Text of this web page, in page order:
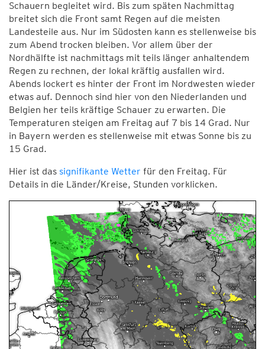
Schauern begleitet wird. Bis zum späten Nachmittag
breitet sich die Front samt Regen auf die meisten
Landesteile aus. Nur im Südosten kann es stellenweise bis
zum Abend trocken bleiben. Vor allem über der
Nordhälfte ist nachmittags mit teils länger anhaltendem
Regen zu rechnen, der lokal kräftig ausfallen wird.
Abends lockert es hinter der Front im Nordwesten wieder
etwas auf. Dennoch sind hier von den Niederlanden und
Belgien her teils kräftige Schauer zu erwarten. Die
Temperaturen steigen am Freitag auf 7 bis 14 Grad. Nur
in Bayern werden es stellenweise mit etwas Sonne bis zu
15 Grad.
Hier ist das signifikante Wetter für den Freitag. Für
Details in die Länder/Kreise, Stunden vorklicken.